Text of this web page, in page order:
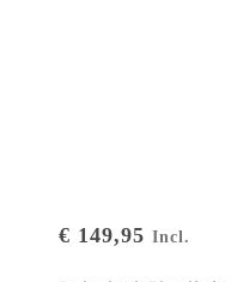
€ 149,95 Incl.